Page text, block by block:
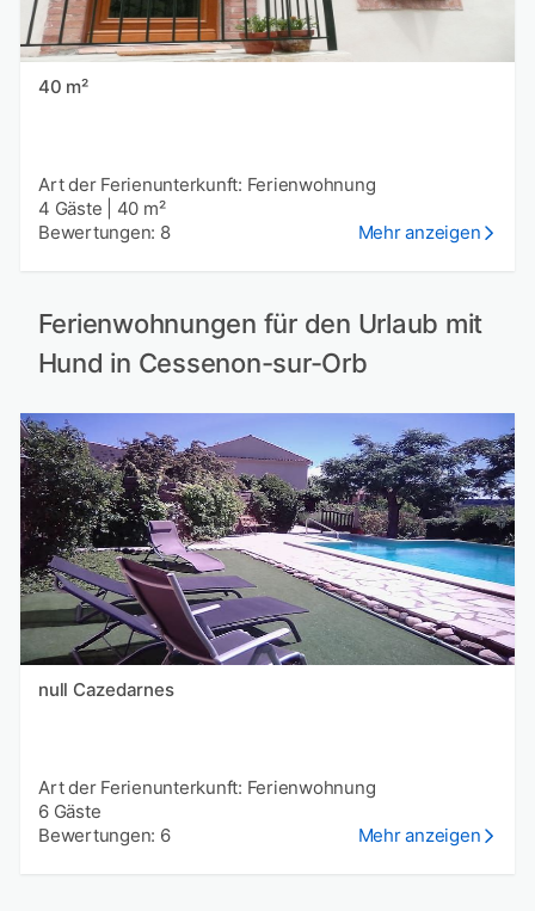
40 m²
Art der Ferienunterkunft: Ferienwohnung
4 Gäste
40 m²
Bewertungen: 8
Mehr anzeigen
Ferienwohnungen für den Urlaub mit
Hund in Cessenon-sur-Orb
null Cazedarnes
Art der Ferienunterkunft: Ferienwohnung
6 Gäste
Bewertungen: 6
Mehr anzeigen